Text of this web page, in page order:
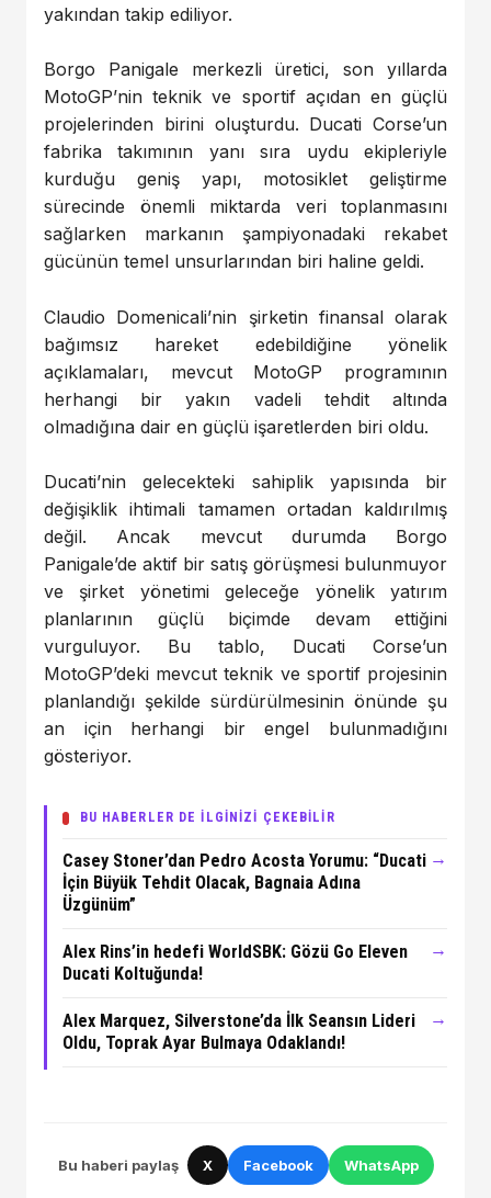
yakından takip ediliyor.
Borgo Panigale merkezli üretici, son yıllarda
MotoGP’nin teknik ve sportif açıdan en güçlü
projelerinden birini oluşturdu. Ducati Corse’un
fabrika takımının yanı sıra uydu ekipleriyle
kurduğu geniş yapı, motosiklet geliştirme
sürecinde önemli miktarda veri toplanmasını
sağlarken markanın şampiyonadaki rekabet
gücünün temel unsurlarından biri haline geldi.
Claudio Domenicali’nin şirketin finansal olarak
bağımsız hareket edebildiğine yönelik
açıklamaları, mevcut MotoGP programının
herhangi bir yakın vadeli tehdit altında
olmadığına dair en güçlü işaretlerden biri oldu.
Ducati’nin gelecekteki sahiplik yapısında bir
değişiklik ihtimali tamamen ortadan kaldırılmış
değil. Ancak mevcut durumda Borgo
Panigale’de aktif bir satış görüşmesi bulunmuyor
ve şirket yönetimi geleceğe yönelik yatırım
planlarının güçlü biçimde devam ettiğini
vurguluyor. Bu tablo, Ducati Corse’un
MotoGP’deki mevcut teknik ve sportif projesinin
planlandığı şekilde sürdürülmesinin önünde şu
an için herhangi bir engel bulunmadığını
gösteriyor.
BU HABERLER DE İLGİNİZİ ÇEKEBİLİR
Casey Stoner’dan Pedro Acosta Yorumu: “Ducati
İçin Büyük Tehdit Olacak, Bagnaia Adına
Üzgünüm”
→
Alex Rins’in hedefi WorldSBK: Gözü Go Eleven
Ducati Koltuğunda!
→
Alex Marquez, Silverstone’da İlk Seansın Lideri
Oldu, Toprak Ayar Bulmaya Odaklandı!
→
Bu haberi paylaş X Facebook WhatsApp